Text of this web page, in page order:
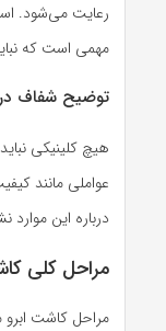
رعایت می‌شود.
مهمی است که
توضیح شفاف
هیچ کلینیکی
عواملی مانند
درباره این
مراحل کلی
مراحل کاشت